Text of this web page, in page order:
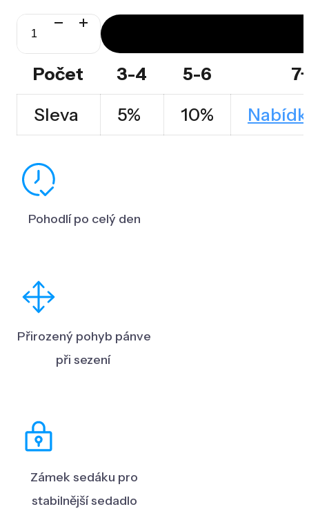
Spinergo
Optimal
množství
Počet 3-4 5-6
7+
Sleva
5% 10%
Pohodlí po celý den
Přirozený pohyb pánve
při sezení
Zámek sedáku pro
stabilnější sedadlo